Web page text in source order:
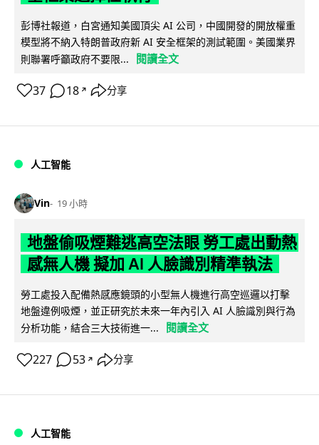
彭博社報道，白宮通知美國頂尖 AI 公司，中國開發的開放權重
模型將不納入特朗普政府新 AI 安全框架的測試範圍。美國業界
則聯署呼籲政府不要限...
閱讀全文
37 18 ↗ 分享
人工智能
Vin 19 小時
地盤偷吸煙難逃高空法眼 勞工處出動熱
感無人機 擬加 AI 人臉識別精準執法
勞工處投入配備熱感應鏡頭的小型無人機進行高空巡邏以打擊
地盤違例吸煙，並正研究於未來一年內引入 AI 人臉識別與行為
分析功能，結合三大技術進一...
閱讀全文
227 53 ↗ 分享
人工智能